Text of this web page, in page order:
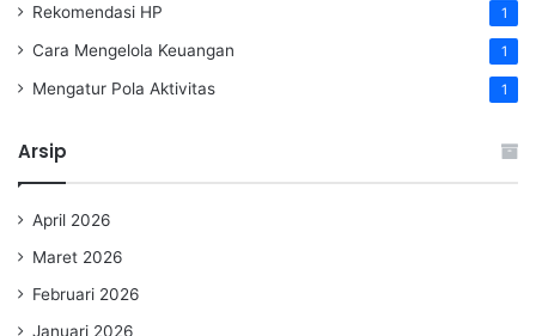
Rekomendasi HP 1
Cara Mengelola Keuangan 1
Mengatur Pola Aktivitas 1
Arsip
April 2026
Maret 2026
Februari 2026
Januari 2026